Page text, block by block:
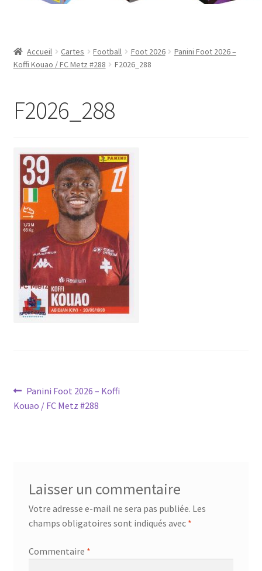
Mon compte
Panier
Accueil Cartes Football Foot 2026
Panini Foot 2026 –
Koffi Kouao / FC Metz #288
F2026_288
F2026_288
Navigation
de
Article
précédent :
Panini Foot 2026 – Koffi
Kouao / FC Metz #288
Laisser un commentaire
Votre adresse e-mail ne sera pas publiée. Les
champs obligatoires sont indiqués avec *
Commentaire *